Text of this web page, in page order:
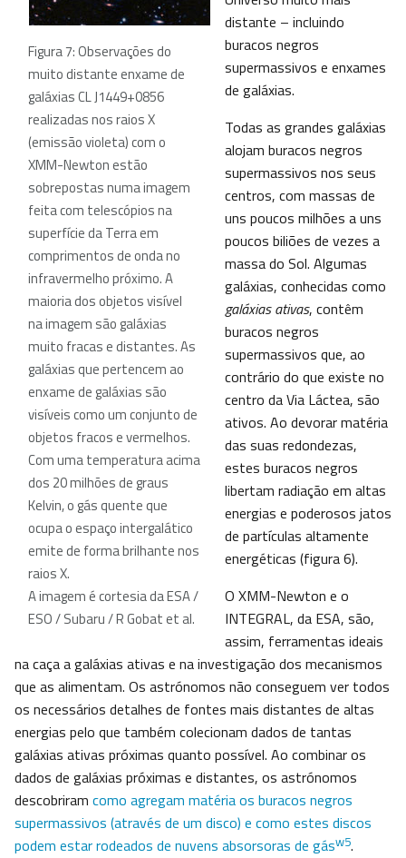
Figura 7: Observações do
muito distante enxame de
galáxias CL J1449+0856
realizadas nos raios X
(emissão violeta) com o
XMM-Newton estão
sobrepostas numa imagem
feita com telescópios na
superfície da Terra em
comprimentos de onda no
infravermelho próximo. A
maioria dos objetos visível
na imagem são galáxias
muito fracas e distantes. As
galáxias que pertencem ao
enxame de galáxias são
visíveis como um conjunto de
objetos fracos e vermelhos.
Com uma temperatura acima
dos 20 milhões de graus
Kelvin, o gás quente que
ocupa o espaço intergalático
emite de forma brilhante nos
raios X.
A imagem é cortesia da ESA /
ESO / Subaru / R Gobat et al.
distante – incluindo
buracos negros
supermassivos e enxames
de galáxias.
Todas as grandes galáxias
alojam buracos negros
supermassivos nos seus
centros, com massas de
uns poucos milhões a uns
poucos biliões de vezes a
massa do Sol. Algumas
galáxias, conhecidas como
galáxias ativas, contêm
buracos negros
supermassivos que, ao
contrário do que existe no
centro da Via Láctea, são
ativos. Ao devorar matéria
das suas redondezas,
estes buracos negros
libertam radiação em altas
energias e poderosos jatos
de partículas altamente
energéticas (figura 6).
O XMM-Newton e o
INTEGRAL, da ESA, são,
assim, ferramentas ideais
na caça a galáxias ativas e na investigação dos mecanismos
que as alimentam. Os astrónomos não conseguem ver todos
os necessários detalhes de fontes mais distantes de altas
energias pelo que também colecionam dados de tantas
galáxias ativas próximas quanto possível. Ao combinar os
dados de galáxias próximas e distantes, os astrónomos
descobriram como agregam matéria os buracos negros
supermassivos (através de um disco) e como estes discos
podem estar rodeados de nuvens absorsoras de gásw5.